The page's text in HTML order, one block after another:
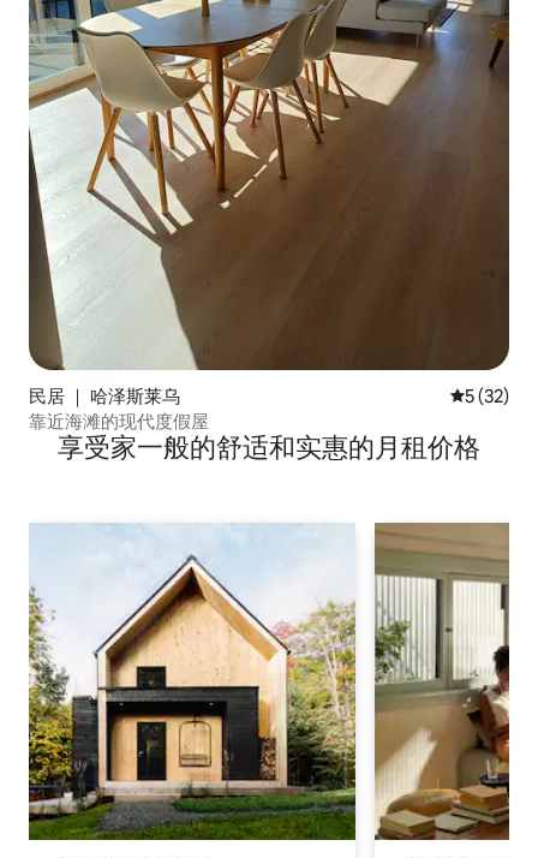
民居 ｜ 哈泽斯莱乌 平均评分
5 (32)
靠近海滩的现代度假屋
享受家一般的舒适和实惠的月租价格